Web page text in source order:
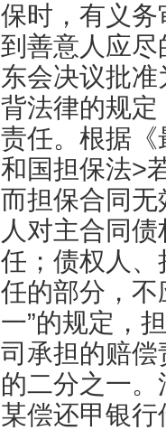
保时，有义
到善意人应
东会决议批
背法律的规
责任。根据
和国担保法>
而担保合同
人对主合同
任；债权人
任的部分，
一”的规定，
司承担的赔
的二分之一
某偿还甲银